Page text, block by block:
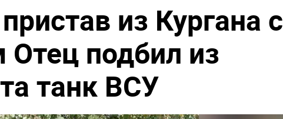
из Кургана с
подбил из
танк ВСУ